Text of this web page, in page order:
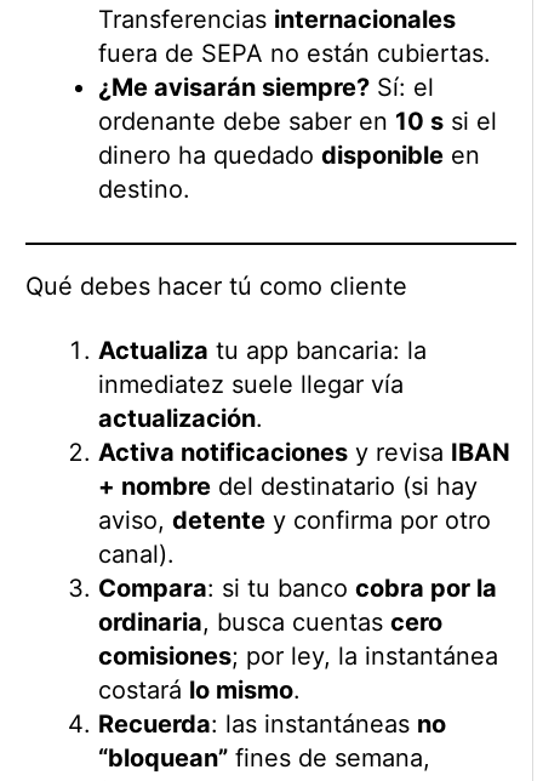
Transferencias internacionales
fuera de SEPA no están cubiertas.
¿Me avisarán siempre?Sí: el
ordenante debe saber en 10 ssi el
dinero ha quedado disponibleen
destino.
Qué debes hacer tú como cliente
Actualiza tu app bancaria: la
inmediatez suele llegar vía
actualización.
Activa notificacionesy revisa IBAN
+ nombredel destinatario (si hay
aviso, detentey confirma por otro
canal).
Compara: si tu banco cobra por la
ordinaria, busca cuentas cero
comisiones; por ley, la instantánea
costará lo mismo.
Recuerda: las instantáneas no
“bloquean”fines de semana,